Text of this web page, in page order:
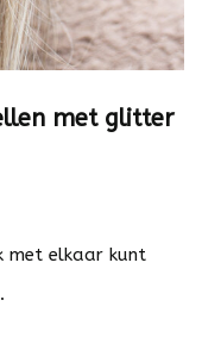
met glitter
met elkaar kunt